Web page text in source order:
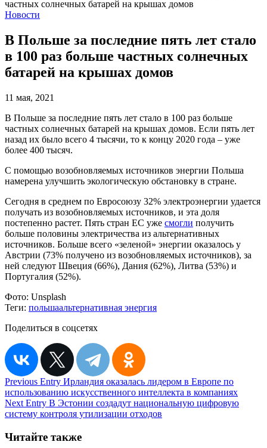
Новости
В Польше за последние пять лет стало
в 100 раз больше частных солнечных
батарей на крышах домов
11 мая, 2021
В Польше за последние пять лет стало в 100 раз больше
частных солнечных батарей на крышах домов. Если пять лет
назад их было всего 4 тысячи, то к концу 2020 года – уже
более 400 тысяч.
С помощью возобновляемых источников энергии Польша
намерена улучшить экологическую обстановку в стране.
Сегодня в среднем по Евросоюзу 32% электроэнергии удается
получать из возобновляемых источников, и эта доля
постепенно растет. Пять стран ЕС уже смогли получить
больше половины электричества из альтернативных
источников. Больше всего «зеленой» энергии оказалось у
Австрии (73% получено из возобновляемых источников), за
ней следуют Швеция (66%), Дания (62%), Литва (53%) и
Португалия (52%).
Фото: Unsplash
Теги: польшаальтернативная энергия
Поделиться в соцсетях
Навигация
по
записям
Previous Entry Ирландия оказалась лидером в Европе по
использованию искусственного интеллекта в компаниях
Next Entry В Эстонии создадут национальную цифровую
систему контроля утилизации отходов
Читайте также